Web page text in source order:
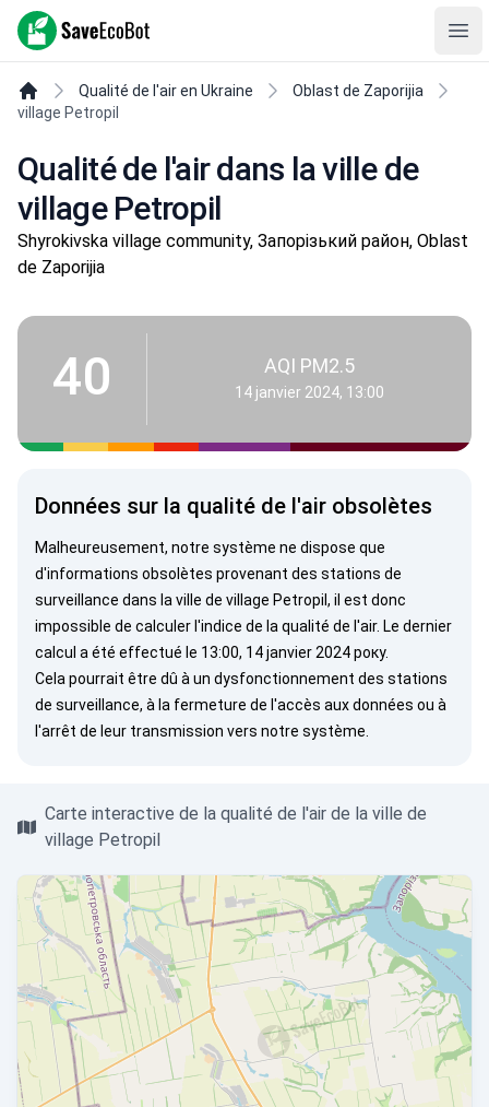
SaveEcoBot
Qualité de l'air en Ukraine
Oblast de Zaporijia
village Petropil
Qualité de l'air dans la ville de
village Petropil
Shyrokivska village community, Запорізький район, Oblast
de Zaporijia
40 AQI PM2.5
14 janvier 2024, 13:00
Données sur la qualité de l'air obsolètes
Malheureusement, notre système ne dispose que
d'informations obsolètes provenant des stations de
surveillance dans la ville de village Petropil, il est donc
impossible de calculer l'indice de la qualité de l'air. Le dernier
calcul a été effectué le 13:00, 14 janvier 2024 року.
Cela pourrait être dû à un dysfonctionnement des stations
de surveillance, à la fermeture de l'accès aux données ou à
l'arrêt de leur transmission vers notre système.
Carte interactive de la qualité de l'air de la ville de
village Petropil